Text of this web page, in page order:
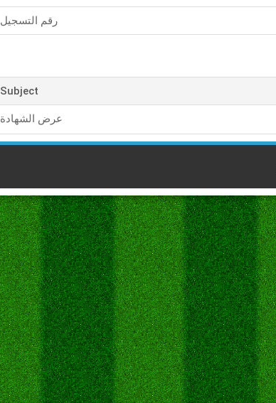
رقم التسجيل
Subject
عرض الشهادة